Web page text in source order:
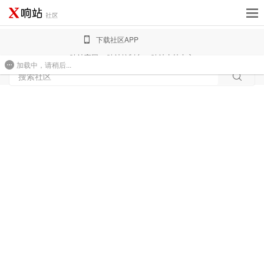
下载社区APP
搜索社区
响站官网 响站控制台 响站支持中心
加载中，请稍后...